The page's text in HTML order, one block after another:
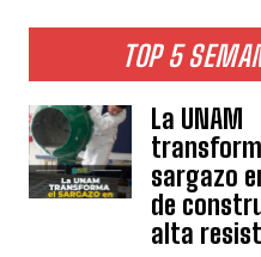
TOP 5
La UNAM
sargazo
de
alta